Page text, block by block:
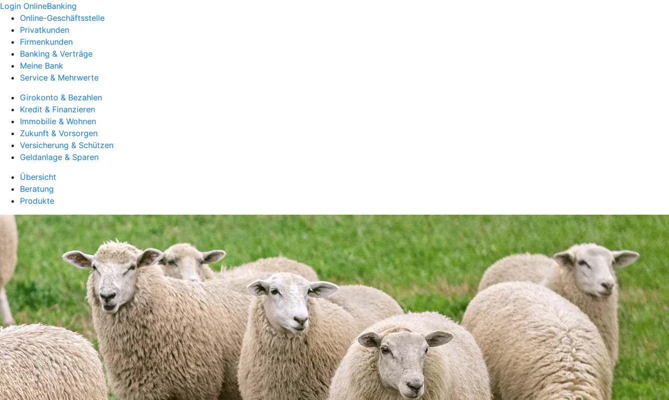
Login OnlineBanking
Online-Geschäftsstelle
Privatkunden
Firmenkunden
Banking & Verträge
Meine Bank
Service & Mehrwerte
Girokonto & Bezahlen
Kredit & Finanzieren
Immobilie & Wohnen
Zukunft & Vorsorgen
Versicherung & Schützen
Geldanlage & Sparen
Übersicht
Beratung
Produkte